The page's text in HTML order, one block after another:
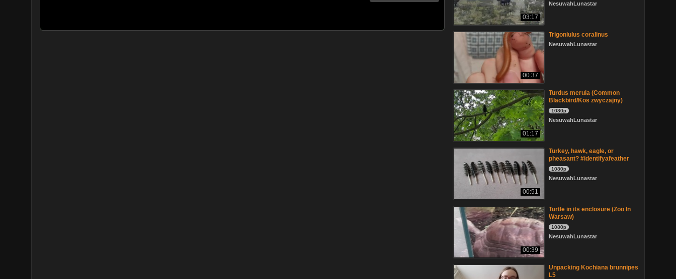
03:17
NesuwahLunastar
00:37
Trigoniulus coralinus
NesuwahLunastar
01:17
Turdus merula (Common
Blackbird/Kos zwyczajny)
1080p
NesuwahLunastar
00:51
Turkey, hawk, eagle, or
pheasant? #identifyafeather
1080p
NesuwahLunastar
00:39
Turtle in its enclosure (Zoo In
Warsaw)
1080p
NesuwahLunastar
Unpacking Kochiana brunnipes
L5